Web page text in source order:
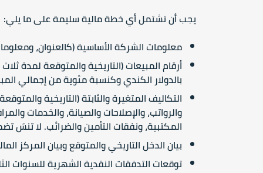
يجب أن تشتمل أي خطة مالية سليمة على ما يلي:
معلومات الشركة الأساسية(كالعنوان،
أرقام المبيعات(التاريخية والمتوقعة لمدة
بالدولار الكندي وكنسبة مئوية من إجمالي
التكاليف المتغيرة والثابتة(التاريخية
والرواتب، والإصلاحات والصيانة، والخدمات
المكتبية، ونفقات التأمين والضرائب. لا
بيان الدخل التاريخي والمتوقع وبيان المركز
توقعات التدفقات النقديةالشهرية للسنوات